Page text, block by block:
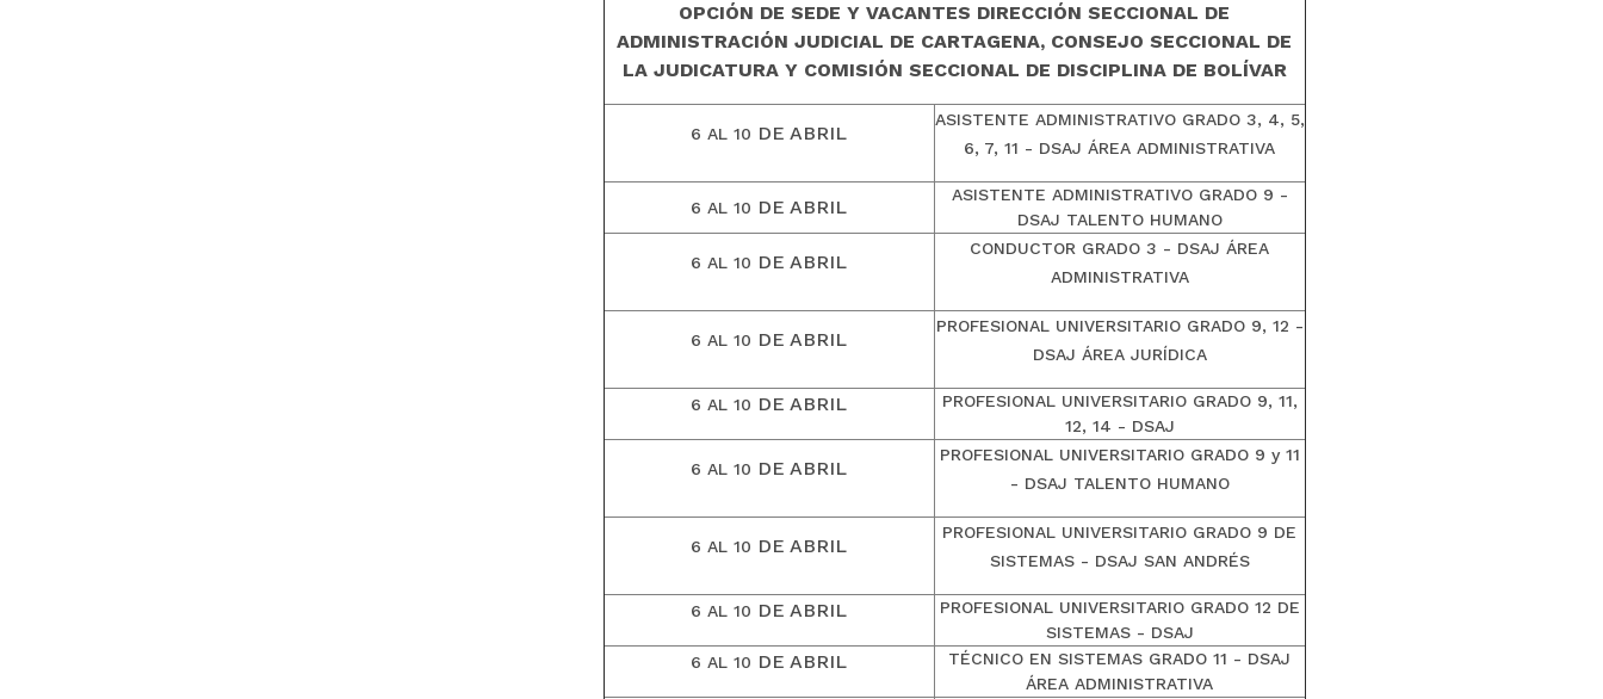
OPCIÓN DE SEDE Y VACANTES DIRECCIÓN SECCIONAL DE
ADMINISTRACIÓN JUDICIAL DE CARTAGENA, CONSEJO SECCIONAL DE
LA JUDICATURA Y COMISIÓN SECCIONAL DE DISCIPLINA DE BOLÍVAR
6 AL 10 DE ABRIL
ASISTENTE ADMINISTRATIVO GRADO 3, 4, 5,
6, 7, 11 - DSAJ ÁREA ADMINISTRATIVA
6 AL 10 DE ABRIL
ASISTENTE ADMINISTRATIVO GRADO 9 -
DSAJ TALENTO HUMANO
6 AL 10 DE ABRIL
CONDUCTOR GRADO 3 - DSAJ ÁREA
ADMINISTRATIVA
6 AL 10 DE ABRIL
PROFESIONAL UNIVERSITARIO GRADO 9, 12 -
DSAJ ÁREA JURÍDICA
6 AL 10 DE ABRIL
PROFESIONAL UNIVERSITARIO GRADO 9, 11,
12, 14 - DSAJ
6 AL 10 DE ABRIL
PROFESIONAL UNIVERSITARIO GRADO 9 y 11
- DSAJ TALENTO HUMANO
6 AL 10 DE ABRIL
PROFESIONAL UNIVERSITARIO GRADO 9 DE
SISTEMAS - DSAJ SAN ANDRÉS
6 AL 10 DE ABRIL
PROFESIONAL UNIVERSITARIO GRADO 12 DE
SISTEMAS - DSAJ
6 AL 10 DE ABRIL
TÉCNICO EN SISTEMAS GRADO 11 - DSAJ
ÁREA ADMINISTRATIVA